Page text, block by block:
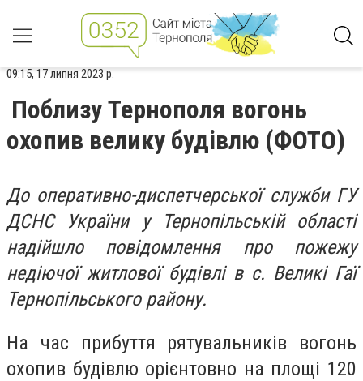
09:15, 17 липня 2023 р.
Поблизу Тернополя вогонь
охопив велику будівлю (ФОТО)
До оперативно-диспетчерської служби ГУ
ДСНС України у Тернопільській області
надійшло повідомлення про пожежу
недіючої житлової будівлі в с. Великі Гаї
Тернопільського району.
На час прибуття рятувальників вогонь
охопив будівлю орієнтовно на площі 120